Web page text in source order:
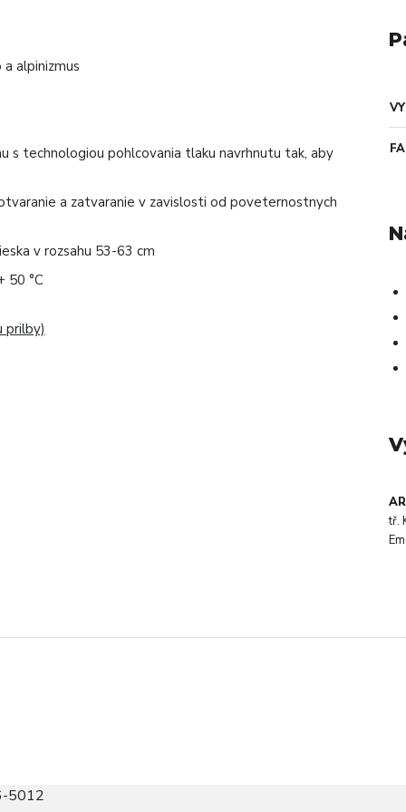
alpinizmus
s technologiou pohlcovania tlaku navrhnutu tak, aby
a zatvaranie v zavislosti od poveternostnych
v rozsahu 53-63 cm
50 °C
prilby)
tř.